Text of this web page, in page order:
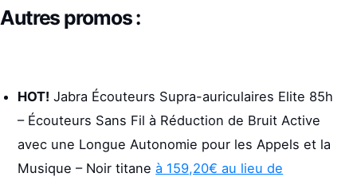
Autres promos :
HOT! Jabra Écouteurs Supra-auriculaires Elite 85h
– Écouteurs Sans Fil à Réduction de Bruit Active
avec une Longue Autonomie pour les Appels et la
Musique – Noir titaneà 159,20€ au lieu de